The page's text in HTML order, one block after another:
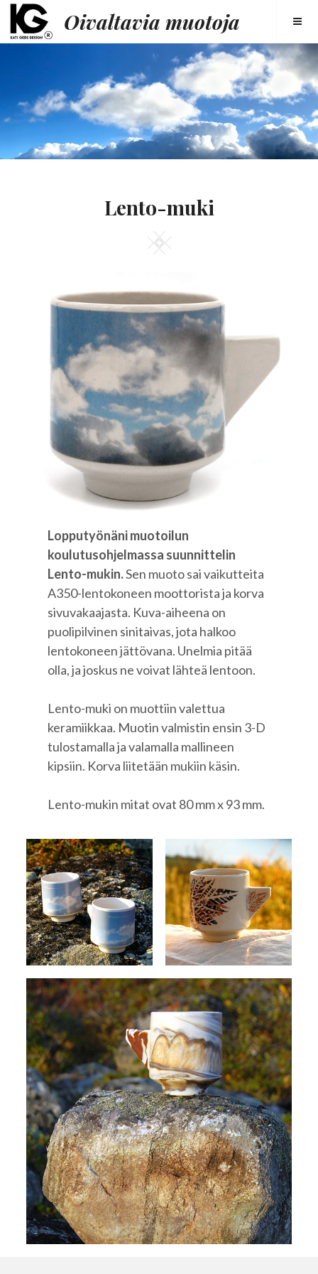
Oivaltavia muotoja
Lento-muki
Lopputyönäni muotoilun
koulutusohjelmassa suunnittelin
Lento-mukin.Sen muoto sai vaikutteita
A350-lentokoneen moottorista ja korva
sivuvakaajasta. Kuva-aiheena on
puolipilvinen sinitaivas, jota halkoo
lentokoneen jättövana. Unelmia pitää
olla, ja joskus ne voivat lähteä lentoon.
Lento-muki on muottiin valettua
keramiikkaa. Muotin valmistin ensin 3-D
tulostamalla ja valamalla mallineen
kipsiin. Korva liitetään mukiin käsin.
Lento-mukin mitat ovat 80 mm x 93 mm.